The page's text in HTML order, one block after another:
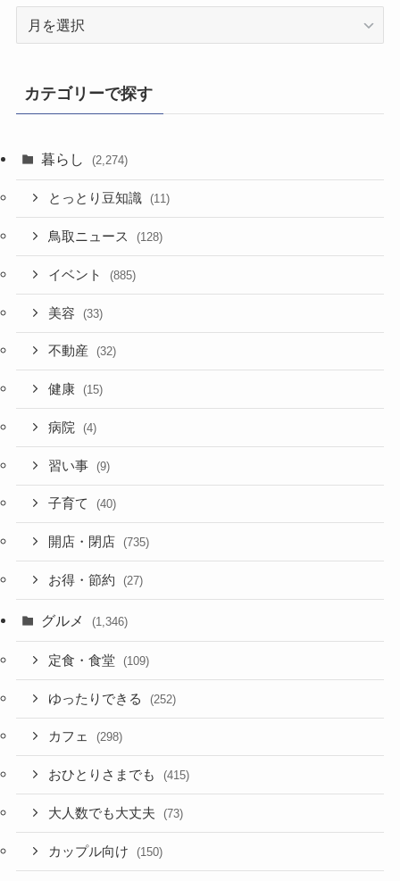
カテゴリーで探す
暮らし (2,274)
とっとり豆知識 (11)
鳥取ニュース (128)
イベント (885)
美容 (33)
不動産 (32)
健康 (15)
病院 (4)
習い事 (9)
子育て (40)
開店・閉店 (735)
お得・節約 (27)
グルメ (1,346)
定食・食堂 (109)
ゆったりできる (252)
カフェ (298)
おひとりさまでも (415)
大人数でも大丈夫 (73)
カップル向け (150)